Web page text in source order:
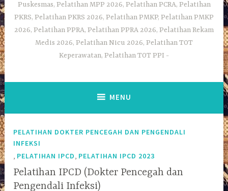
Puskesmas, Pelatihan MPP 2026, Pelatihan PCRA, Pelatihan
PKRS, Pelatihan PKRS 2026, Pelatihan PMKP, Pelatihan PMKP
2026, Pelatihan PPRA, Pelatihan PPRA 2026, Pelatihan Rekam
Medis 2026, Pelatihan Nicu 2026, Pelatihan TOT
Keperawatan, Pelatihan TOT PPI
MENU
PELATIHAN DOKTER PENCEGAH DAN PENGENDALI
INFEKSI
, PELATIHAN IPCD, PELATIHAN IPCD 2023
Pelatihan IPCD (Dokter Pencegah dan
Pengendali Infeksi)